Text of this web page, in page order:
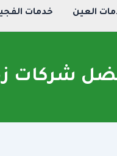
العين خدمات
شركات